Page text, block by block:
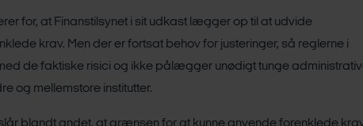
for, at Finanstilsynet i sit udkast lægger op til at udvide
krav. Men der er fortsat behov for justeringer, så reglerne i
de faktiske risici og ikke pålægger unødigt tunge
og mellemstore institutter.